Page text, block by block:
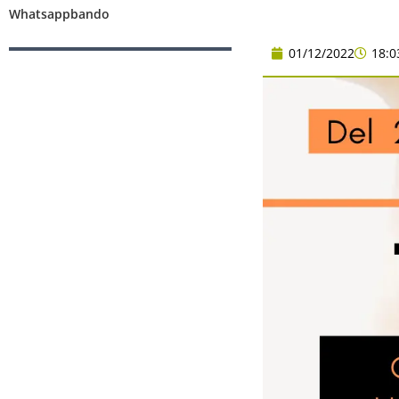
Whatsappbando
01/12/2022